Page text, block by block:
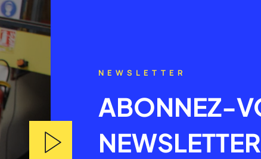
NEWSLETTER
ABONNEZ-
NEWSLETTER